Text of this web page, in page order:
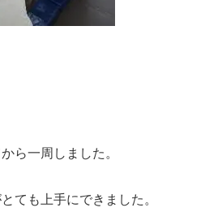
ら一周しました。
ても上手にできました。